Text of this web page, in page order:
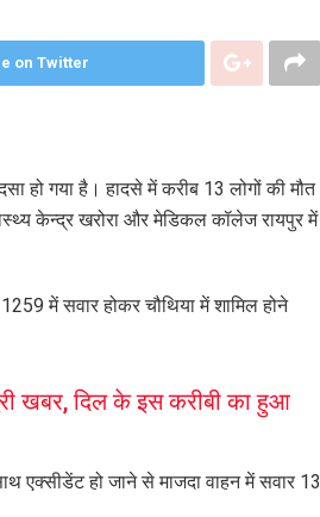
on Twitter
हो गया है। हादसे में करीब 13 लोगों की मौत
केन्द्र खरोरा और मेडिकल कॉलेज रायपुर में
में सवार होकर चौथिया में शामिल होने
खबर, दिल के इस करीबी का हुआ
एक्सीडेंट हो जाने से माजदा वाहन में सवार 13